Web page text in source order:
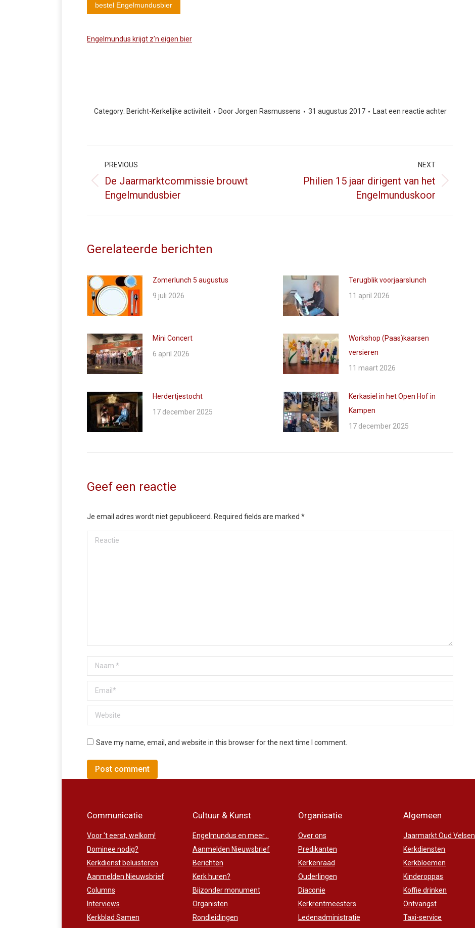
bestel Engelmundusbier
Engelmundus krijgt z’n eigen bier
Category: Bericht-Kerkelijke activiteit DoorJorgen Rasmussens 31 augustus 2017 Laat een reactie achter
PREVIOUS
Previous
post:
De Jaarmarktcommissie brouwt
Engelmundusbier
NEXT
Philien 15 jaar dirigent van het
Engelmunduskoor
Gerelateerde berichten
Zomerlunch 5 augustus
9 juli 2026
Terugblik voorjaarslunch
11 april 2026
Mini Concert
6 april 2026
Workshop (Paas)kaarsen
versieren
11 maart 2026
Herdertjestocht
17 december 2025
Kerkasiel in het Open Hof in
Kampen
17 december 2025
Geef een reactie
Je email adres wordt niet gepubliceerd. Required fields are marked *
Reactie
Naam *
Email *
Website
Save my name, email, and website in this browser for the next time I comment.
Post comment
Communicatie
Voor 't eerst, welkom!
Dominee nodig?
Kerkdienst beluisteren
Aanmelden Nieuwsbrief
Columns
Interviews
Kerkblad Samen
Cultuur & Kunst
Engelmundus en meer...
Aanmelden Nieuwsbrief
Berichten
Kerk huren?
Bijzonder monument
Organisten
Rondleidingen
Organisatie
Over ons
Predikanten
Kerkenraad
Ouderlingen
Diaconie
Kerkrentmeesters
Ledenadministratie
Algemeen
Jaarmarkt Oud Velsen
Kerkdiensten
Kerkbloemen
Kinderoppas
Koffie drinken
Ontvangst
Taxi-service